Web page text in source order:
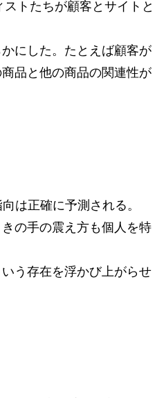
トたちが顧客とサイトと
にした。たとえば顧客が
品と他の商品の関連性が
は正確に予測される。
の手の震え方も個人を特
う存在を浮かび上がらせ